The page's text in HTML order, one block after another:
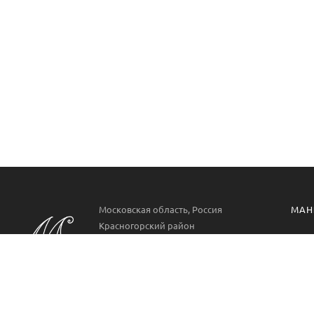
Московская область, Россия
Красногорский район